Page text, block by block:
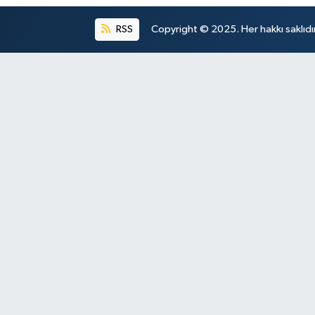
RSS Copyright © 2025. Her hakkı